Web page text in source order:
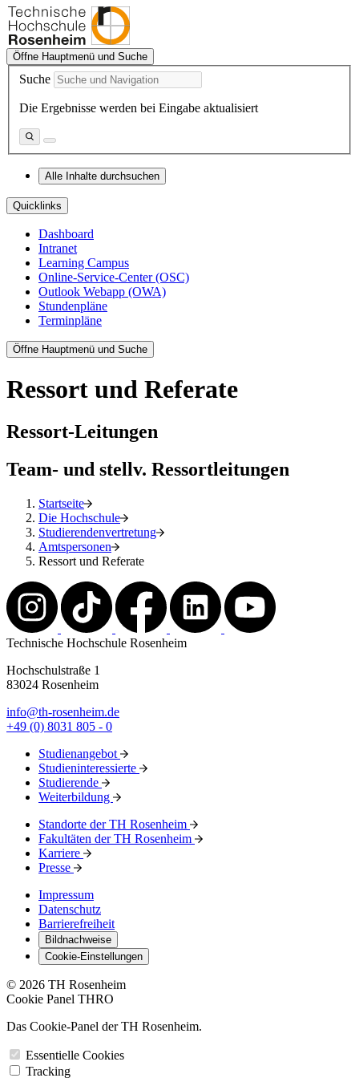
Öffne Hauptmenü und Suche
Suche
Die Ergebnisse werden bei Eingabe aktualisiert
Alle Inhalte durchsuchen
Quicklinks
Dashboard
Intranet
Learning Campus
Online-Service-Center (OSC)
Outlook Webapp (OWA)
Stundenpläne
Terminpläne
Öffne Hauptmenü und Suche
Ressort und Referate
Ressort-Leitungen
Team- und stellv. Ressortleitungen
Startseite
Die Hochschule
Studierendenvertretung
Amtspersonen
Ressort und Referate
Technische Hochschule Rosenheim
Hochschulstraße 1
83024 Rosenheim
info@th-rosenheim.de
+49 (0) 8031 805 - 0
Studienangebot
Studieninteressierte
Studierende
Weiterbildung
Standorte der TH Rosenheim
Fakultäten der TH Rosenheim
Karriere
Presse
Impressum
Datenschutz
Barrierefreiheit
Bildnachweise
Cookie-Einstellungen
© 2026 TH Rosenheim
Cookie Panel THRO
Das Cookie-Panel der TH Rosenheim.
Essentielle Cookies
Tracking